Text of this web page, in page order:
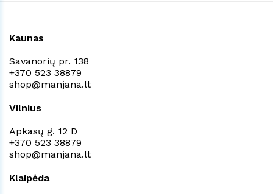
Kaunas
Savanorių pr. 138
+370 523 38879
shop@manjana.lt
Vilnius
Apkasų g. 12 D
+370 523 38879
shop@manjana.lt
Klaipėda